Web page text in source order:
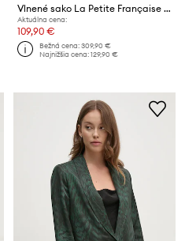
Vlnené sako La Petite Française PFVERITABLE
Aktuálna cena:
109,90 €
Bežná cena:309,90 €
Najnižšia cena:129,90 €